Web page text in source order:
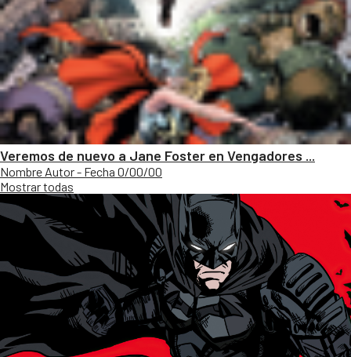
Veremos de nuevo a Jane Foster en Vengadores ...
Nombre Autor - Fecha 0/00/00
Mostrar todas